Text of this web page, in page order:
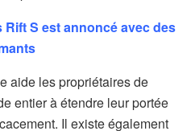
Rift S est annoncé avec des
aide les propriétaires de
entier à étendre leur portée
Il existe également